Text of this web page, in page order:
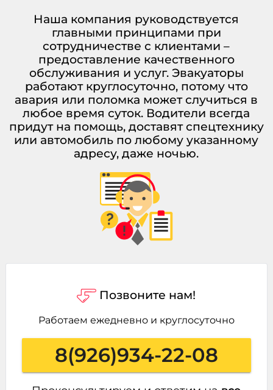
Наша компания руководствуется
главными принципами при
сотрудничестве с клиентами –
предоставление качественного
обслуживания и услуг. Эвакуаторы
работают круглосуточно, потому что
авария или поломка может случиться в
любое время суток. Водители всегда
придут на помощь, доставят спецтехнику
или автомобиль по любому указанному
адресу, даже ночью.
Позвоните нам!
Работаем ежедневно и круглосуточно
8(926)934-22-08